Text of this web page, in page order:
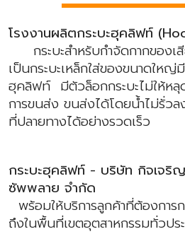
โรงงานผลิตกระบะฮุคลิฟท์
กระบะสำหรับกำจัดกากของเ
เป็นกระบะเหล็กใส่ของขนาดให
ฮุคลิฟท์ มีตัวล็อกกระบะไม่ให้หลุ
การขนส่ง ขนส่งได้โดยน้ำไม่รั่ว
ที่ปลายทางได้อย่างรวดเร็ว
กระบะฮุคลิฟท์ - บริษัท กิจเจริ
ซัพพลาย จำกัด
พร้อมให้บริการลูกค้าที่ต้องกา
ถึงในพื้นที่เขตอุตสาหกรรมทั่วปร